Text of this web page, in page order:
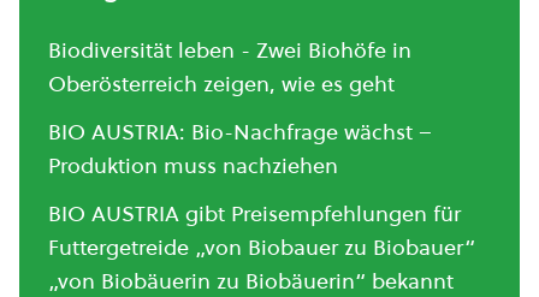
Biodiversität leben - Zwei Biohöfe in
Oberösterreich zeigen, wie es geht
BIO AUSTRIA: Bio-Nachfrage wächst –
Produktion muss nachziehen
BIO AUSTRIA gibt Preisempfehlungen für
Futtergetreide „von Biobauer zu Biobauer“
„von Biobäuerin zu Biobäuerin“ bekannt